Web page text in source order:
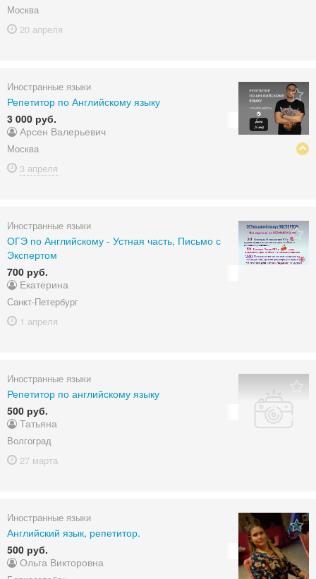
Москва
20 апреля
Иностранные языки
Репетитор по Английскому языку
3 000 руб.
Арсен Валерьевич
Москва
3 апреля
Иностранные языки
ОГЭ по Английскому - Устная часть, Письмо с
Экспертом
700 руб.
Екатерина
Санкт-Петербург
1 апреля
Иностранные языки
Репетитор по английскому языку
500 руб.
Татьяна
Волгоград
27 марта
Иностранные языки
Английский язык, репетитор.
500 руб.
Ольга Викторовна